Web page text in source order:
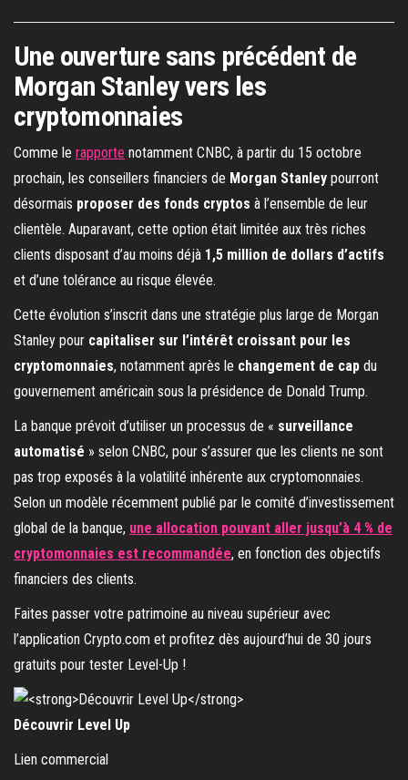
Une ouverture sans précédent de
Morgan Stanley vers les
cryptomonnaies
Comme le rapporte notamment CNBC, à partir du 15 octobre
prochain, les conseillers financiers de Morgan Stanley pourront
désormais proposer des fonds cryptos à l’ensemble de leur
clientèle. Auparavant, cette option était limitée aux très riches
clients disposant d’au moins déjà 1,5 million de dollars d’actifs
et d’une tolérance au risque élevée.
Cette évolution s’inscrit dans une stratégie plus large de Morgan
Stanley pour capitaliser sur l’intérêt croissant pour les
cryptomonnaies, notamment après le changement de cap du
gouvernement américain sous la présidence de Donald Trump.
La banque prévoit d’utiliser un processus de « surveillance
automatisé » selon CNBC, pour s’assurer que les clients ne sont
pas trop exposés à la volatilité inhérente aux cryptomonnaies.
Selon un modèle récemment publié par le comité d’investissement
global de la banque, une allocation pouvant aller jusqu’à 4 % de
cryptomonnaies est recommandée, en fonction des objectifs
financiers des clients.
Faites passer votre patrimoine au niveau supérieur avec
l’application Crypto.com et profitez dès aujourd’hui de 30 jours
gratuits pour tester Level-Up !
Découvrir Level Up
Lien commercial